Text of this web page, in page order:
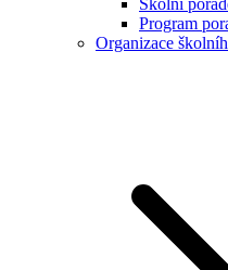
Školní
Program
Organizace